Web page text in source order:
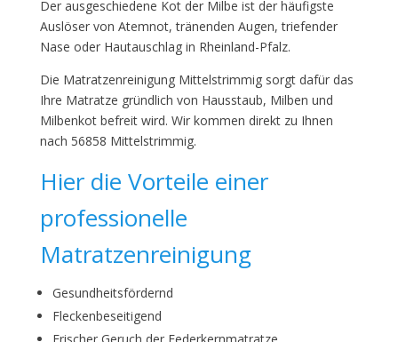
Der ausgeschiedene Kot der Milbe ist der häufigste
Auslöser von Atemnot, tränenden Augen, triefender
Nase oder Hautauschlag in Rheinland-Pfalz.
Die Matratzenreinigung Mittelstrimmig sorgt dafür das
Ihre Matratze gründlich von Hausstaub, Milben und
Milbenkot befreit wird. Wir kommen direkt zu Ihnen
nach 56858 Mittelstrimmig.
Hier die Vorteile einer
professionelle
Matratzenreinigung
Gesundheitsfördernd
Fleckenbeseitigend